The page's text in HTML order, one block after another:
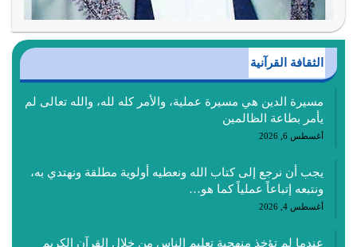
الثقافة القرآنية
مسيرة الدين هي مسيرة عملية، والأمر كله لله، والله تعالى لم
يأمر بطاعة الظالمين
أغسطس 6, 2026
يجب أن نرجع إلى كتاب الله ونعطيه أولوية مطلقة ونهتدي به،
ونتبعه إتباعاً عملياً كما هو…
أغسطس 4, 2026
عندما لم تؤخذ منهجية تعليم الناس من خلال القرآن الكريم